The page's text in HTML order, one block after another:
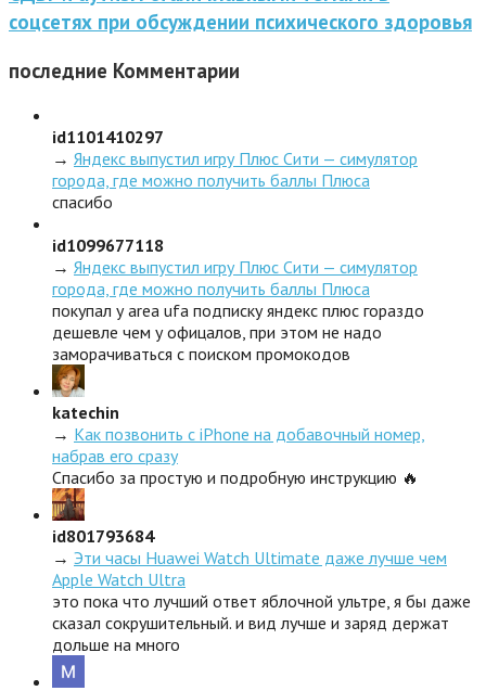
соцсетях при обсуждении психического здоровья
последние Комментарии
id1101410297
→ Яндекс выпустил игру Плюс Сити — симулятор
города, где можно получить баллы Плюса
спасибо
id1099677118
→ Яндекс выпустил игру Плюс Сити — симулятор
города, где можно получить баллы Плюса
покупал у area ufa подписку яндекс плюс гораздо
дешевле чем у офицалов, при этом не надо
заморачиваться с поиском промокодов
katechin
→ Как позвонить с iPhone на добавочный номер,
набрав его сразу
Спасибо за простую и подробную инструкцию 🔥
id801793684
→ Эти часы Huawei Watch Ultimate даже лучше чем
Apple Watch Ultra
это пока что лучший ответ яблочной ультре, я бы даже
сказал сокрушительный. и вид лучше и заряд держат
дольше на много